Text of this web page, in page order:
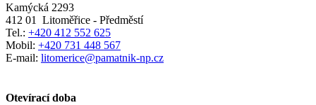
Kamýcká 2293
412 01
Litoměřice - Předměstí
Tel.: +420 412 552 625
Mobil: +420 731 448 567
E-mail: litomerice@pamatnik-np.cz
Otevírací doba